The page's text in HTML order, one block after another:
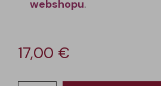
webshopu.
17,00 €